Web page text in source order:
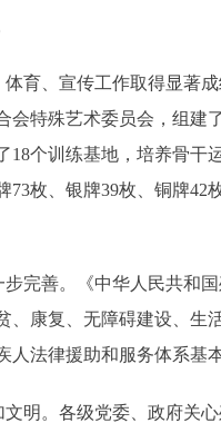
、宣传工作取得显著成
会特殊艺术委员会，组建
18个训练基地，培养骨干
73枚、银牌39枚、铜牌
善。《中华人民共和国
、康复、无障碍建设、生
人法律援助和服务体系基
。各级党委、政府关心